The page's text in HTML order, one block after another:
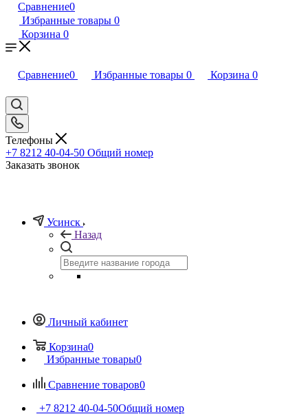
Сравнение0
Избранные товары 0
Корзина 0
Сравнение0 Избранные товары 0 Корзина 0
Телефоны
+7 8212 40-04-50 Общий номер
Заказать звонок
Усинск
Назад
Личный кабинет
Корзина0
Избранные товары0
Сравнение товаров0
+7 8212 40-04-50Общий номер